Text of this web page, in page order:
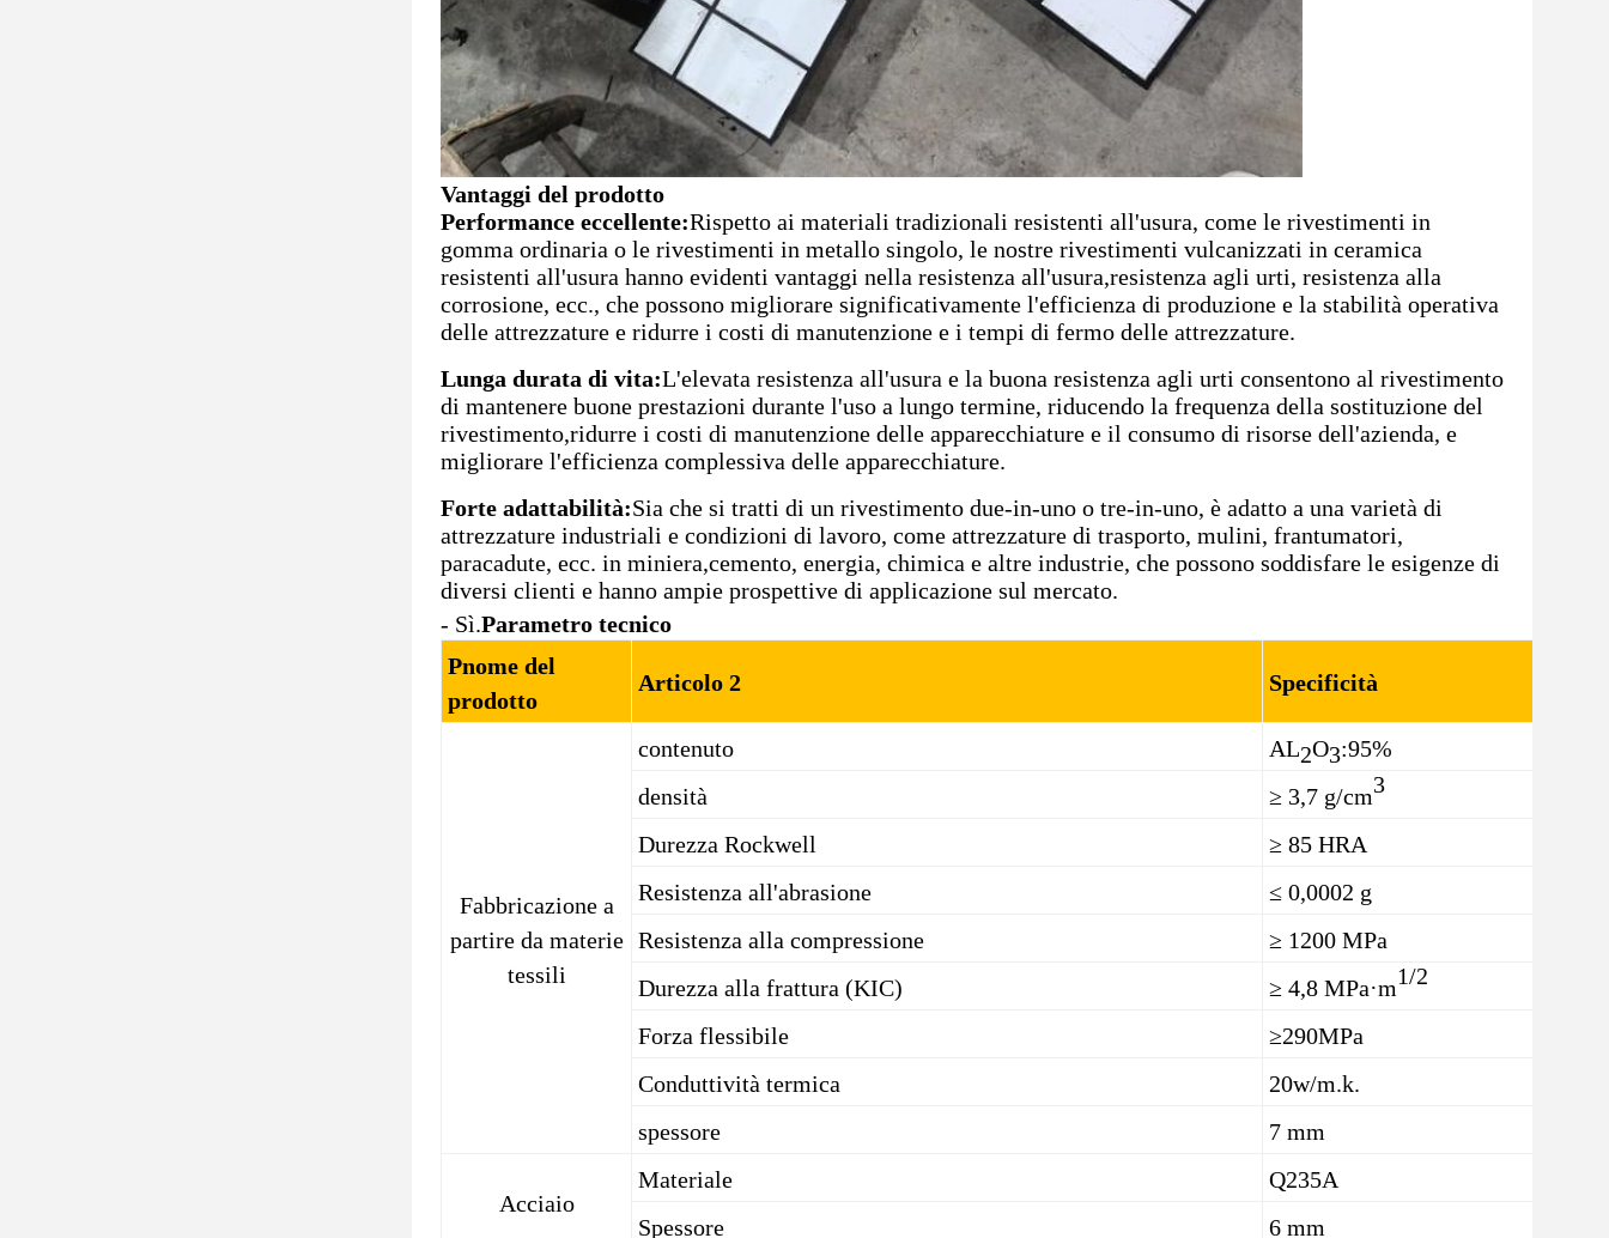
Vantaggi del prodotto
Performance eccellente:Rispetto ai materiali tradizionali resistenti all'usura, come le rivestimenti in
gomma ordinaria o le rivestimenti in metallo singolo, le nostre rivestimenti vulcanizzati in ceramica
resistenti all'usura hanno evidenti vantaggi nella resistenza all'usura,resistenza agli urti, resistenza alla
corrosione, ecc., che possono migliorare significativamente l'efficienza di produzione e la stabilità operativa
delle attrezzature e ridurre i costi di manutenzione e i tempi di fermo delle attrezzature.
Lunga durata di vita:L'elevata resistenza all'usura e la buona resistenza agli urti consentono al rivestimento
di mantenere buone prestazioni durante l'uso a lungo termine, riducendo la frequenza della sostituzione del
rivestimento,ridurre i costi di manutenzione delle apparecchiature e il consumo di risorse dell'azienda, e
migliorare l'efficienza complessiva delle apparecchiature.
Forte adattabilità:Sia che si tratti di un rivestimento due-in-uno o tre-in-uno, è adatto a una varietà di
attrezzature industriali e condizioni di lavoro, come attrezzature di trasporto, mulini, frantumatori,
paracadute, ecc. in miniera,cemento, energia, chimica e altre industrie, che possono soddisfare le esigenze di
diversi clienti e hanno ampie prospettive di applicazione sul mercato.
- Sì.Parametro tecnico
Pnome del
prodotto
Articolo 2 Specificità
Fabbricazione a
partire da materie
tessili
contenuto AL2O3:95%
densità
≥ 3,7 g/cm3
Durezza Rockwell
≥ 85 HRA
Resistenza all'abrasione
≤ 0,0002 g
Resistenza alla compressione
≥ 1200 MPa
Durezza alla frattura (KIC)
≥ 4,8 MPa·m1/2
Forza flessibile
≥290MPa
Conduttività termica
20w/m.k.
spessore
7 mm
Acciaio
Materiale
Q235A
Spessore
6 mm